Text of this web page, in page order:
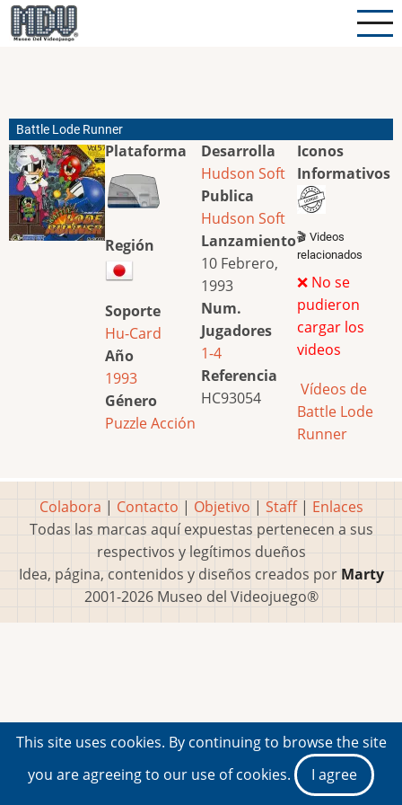
Pasar
al
Battle Lode Runner
Plataforma
Región
Soporte
Hu-Card
Año
1993
Género
PuzzleAcción
Desarrolla
Hudson Soft
Publica
Hudson Soft
Lanzamiento
10 Febrero,
1993
Num.
Jugadores
1-4
Referencia
HC93054
Iconos
Informativos
🎬 Videos
relacionados
❌ No se
pudieron
cargar los
videos
Vídeos de
Battle Lode
Runner
Colabora | Contacto | Objetivo | Staff| Enlaces
Todas las marcas aquí expuestas pertenecen a sus
respectivos y legítimos dueños
Idea, página, contenidos y diseños creados por Marty
2001-2026 Museo del Videojuego®
This site uses cookies. By continuing to browse the site
you are agreeing to our use of cookies.
I agree